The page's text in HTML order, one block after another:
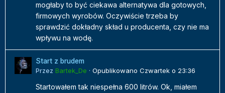
mogłaby to być ciekawa alternatywa dla gotowych,
firmowych wyrobów. Oczywiście trzeba by
sprawdzić dokładny skład u producenta, czy nie ma
wpływu na wodę.
Start z brudem
Przez Bartek_De · Opublikowano Czwartek o 23:36
Startowałem tak niespełna 600 litrów. Ok, miałem